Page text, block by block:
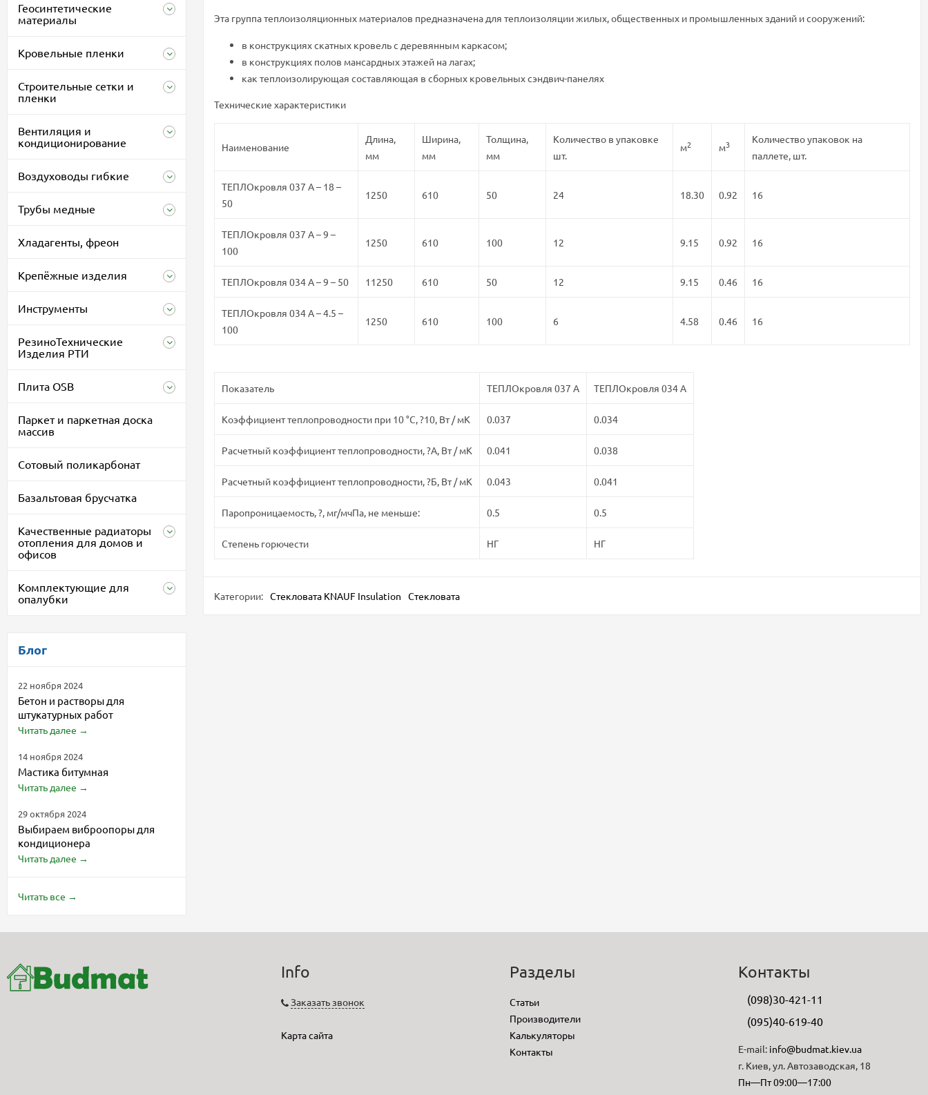
Геосинтетические
материалы
Кровельные пленки
Строительные сетки и
пленки
Вентиляция и
кондиционирование
Воздуховоды гибкие
Трубы медные
Хладагенты, фреон
Крепёжные изделия
Инструменты
РезиноТехнические
Изделия РТИ
Плита OSB
Паркет и паркетная доска
массив
Сотовый поликарбонат
Базальтовая брусчатка
Качественные радиаторы
отопления для домов и
офисов
Комплектующие для
опалубки
Блог
22 ноября 2024
Бетон и растворы для
штукатурных работ
Читать далее →
14 ноября 2024
Мастика битумная
Читать далее →
29 октября 2024
Выбираем виброопоры для
кондиционера
Читать далее →
Читать все →
Эта группа теплоизоляционных материалов предназначена для теплоизоляции жилых, общественных и промышленных зданий и сооружений:
в конструкциях скатных кровель с деревянным каркасом;
в конструкциях полов мансардных этажей на лагах;
как теплоизолирующая составляющая в сборных кровельных сэндвич-панелях
Технические характеристики
Наименование
Длина,
мм
Ширина,
мм
Толщина,
мм
Количество в упаковке
шт.
м2 м3
Количество упаковок на
паллете, шт.
ТЕПЛОкровля 037 А – 18 –
50
1250 610 50 24 18.30 0.92 16
ТЕПЛОкровля 037 А – 9 –
100
1250 610 100 12 9.15 0.92 16
ТЕПЛОкровля 034 А – 9 – 50 11250 610 50 12 9.15 0.46 16
ТЕПЛОкровля 034 А – 4.5 –
100
1250 610 100 6 4.58 0.46 16
Показатель ТЕПЛОкровля 037 А ТЕПЛОкровля 034 А
Коэффициент теплопроводности при 10 °С, ?10, Вт / мК 0.037 0.034
Расчетный коэффициент теплопроводности, ?А, Вт / мК 0.041 0.038
Расчетный коэффициент теплопроводности, ?Б, Вт / мК 0.043 0.041
Паропроницаемость, ?, мг/мчПа, не меньше: 0.5 0.5
Степень горючести НГ НГ
Категории: Стекловата KNAUF Insulation Стекловата
Info
Заказать звонок
Карта сайта
Разделы
Статьи
Производители
Калькуляторы
Контакты
Контакты
(098)30-421-11
(095)40-619-40
E-mail: info@budmat.kiev.ua
г. Киев, ул. Автозаводская, 18
Пн—Пт 09:00—17:00